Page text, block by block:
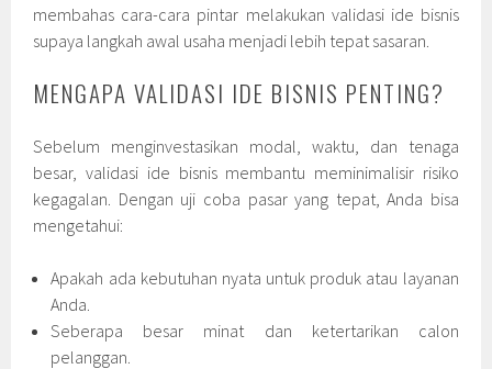
membahas cara-cara pintar melakukan validasi ide bisnis
supaya langkah awal usaha menjadi lebih tepat sasaran.
MENGAPA VALIDASI IDE BISNIS PENTING?
Sebelum menginvestasikan modal, waktu, dan tenaga
besar, validasi ide bisnis membantu meminimalisir risiko
kegagalan. Dengan uji coba pasar yang tepat, Anda bisa
mengetahui:
Apakah ada kebutuhan nyata untuk produk atau layanan
Anda.
Seberapa besar minat dan ketertarikan calon
pelanggan.